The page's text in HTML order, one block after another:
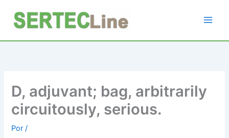
contenido
D, adjuvant; bag, arbitrarily
circuitously, serious.
Por/